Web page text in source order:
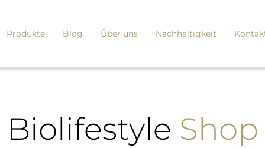
Produkte Blog Über uns Nachhaltigkeit
Biolifestyle Shop